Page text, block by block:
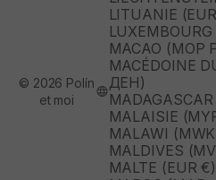
LITUANIE
MACAO (MOP
MACÉDOINE
ДЕН)
MALAISIE
MALAWI
MALDIVES
MALTE (EUR €)
© 2026 Polín
et moi